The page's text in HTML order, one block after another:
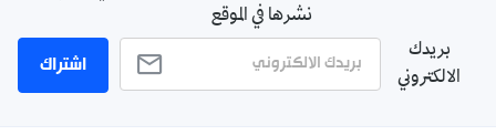
نشرها في الموقع
بريدك
الالكتروني
اشتراك